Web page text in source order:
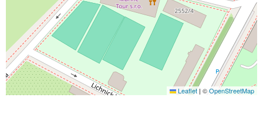
Leaflet | ©OpenStreetMap